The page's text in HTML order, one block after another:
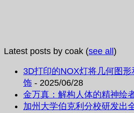
Latest posts by coak (see all)
3D打印的NOX灯将几何图
饰 - 2025/06/28
金万真：解构人体的精神绘
加州大学伯克利分校研发出